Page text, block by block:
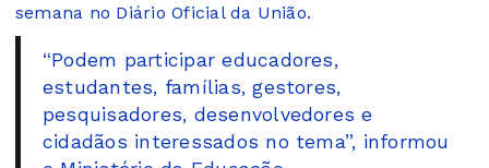
semana no Diário Oficial da União.
“Podem participar educadores,
estudantes, famílias, gestores,
pesquisadores, desenvolvedores e
cidadãos interessados no tema”, informou